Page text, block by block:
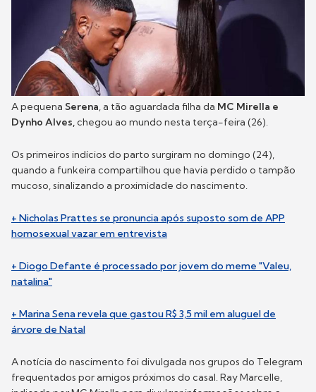
A pequena Serena, a tão aguardada filha da MC Mirella e
Dynho Alves,chegou ao mundo nesta terça-feira (26).
Os primeiros indícios do parto surgiram no domingo (24),
quando a funkeira compartilhou que havia perdido o tampão
mucoso, sinalizando a proximidade do nascimento.
+ Nicholas Prattes se pronuncia após suposto som de APP
homosexual vazar em entrevista
+ Diogo Defante é processado por jovem do meme "Valeu,
natalina"
+ Marina Sena revela que gastou R$ 3,5 mil em aluguel de
árvore de Natal
A notícia do nascimento foi divulgada nos grupos do Telegram
frequentados por amigos próximos do casal. Ray Marcelle,